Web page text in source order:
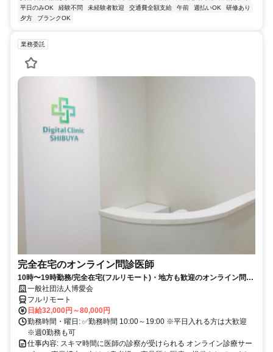
平日のみOK
経験不問 未経験者歓迎 交通費全額支給 午前 週払いOK
研修あり
夕方
ブランクOK
業務委託
完全在宅のオンライン問診医師
10時〜19時勤務/完全在宅(フルリモート)・地方も歓迎のオンライン問診
業務一般社団法人博愛会
フルリモート
日給32,000円～80,000円
勤務時間・曜日: ✅勤務時間 10:00～19:00 ※平日入れる方は大歓迎
※週0勤務も可
仕事内容: スキマ時間に医師の診察が受けられる オンライン診療サー